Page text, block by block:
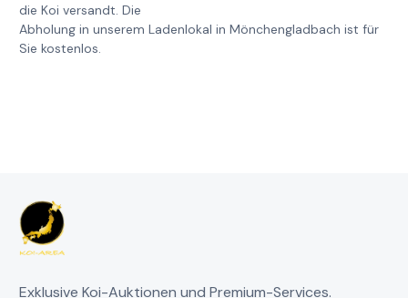
die Koi versandt. Die
Abholung in unserem Ladenlokal in Mönchengladbach ist für
Sie kostenlos.
Exklusive Koi-Auktionen und Premium-Services.